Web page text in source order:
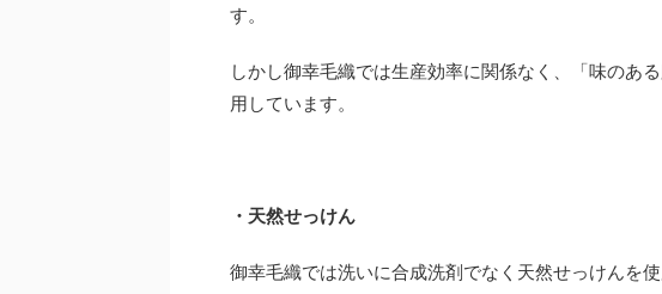
す。
しかし御幸毛織では生産効率に関係なく、「味のあ
用しています。
・天然せっけん
御幸毛織では洗いに合成洗剤でなく天然せっけんを使